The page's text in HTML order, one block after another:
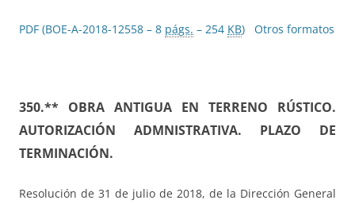
PDF (BOE-A-2018-12558 – 8 págs. – 254 KB) Otros formatos
350.** OBRA ANTIGUA EN TERRENO RÚSTICO.
AUTORIZACIÓN ADMNISTRATIVA. PLAZO DE
TERMINACIÓN.
Resolución de 31 de julio de 2018, de la Dirección General